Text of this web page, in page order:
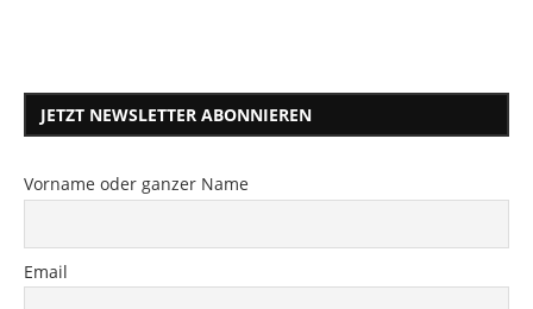
JETZT NEWSLETTER ABONNIEREN
Vorname oder ganzer Name
Email